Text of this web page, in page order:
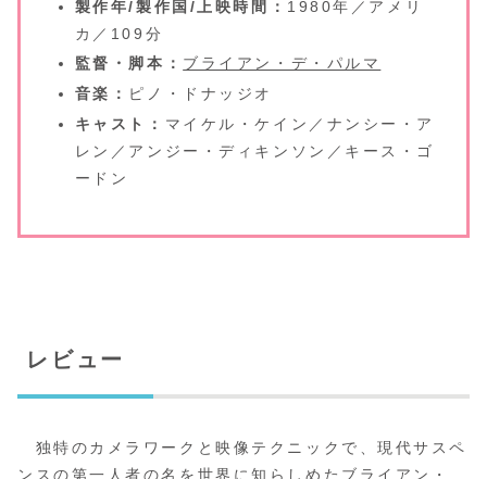
製作年/製作国/上映時間： 1980年／アメリ
カ／109分
監督・脚本： ブライアン・デ・パルマ
音楽： ピノ・ドナッジオ
キャスト： マイケル・ケイン／ナンシー・ア
レン／アンジー・ディキンソン／キース・ゴ
ードン
レビュー
独特のカメラワークと映像テクニックで、現代サスペ
ンスの第一人者の名を世界に知らしめたブライアン・